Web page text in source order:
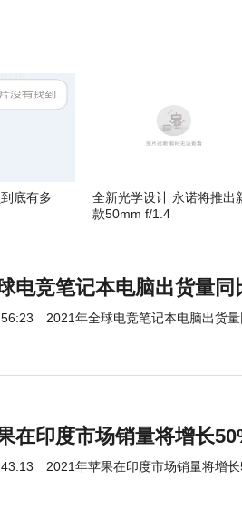
底有多
全新光学设计 永诺将推出
款50mm f/1.4
电竞笔记本电脑出货量同
2021年全球电竞笔记本电脑出货
在印度市场销量将增长
2021年苹果在印度市场销量将增